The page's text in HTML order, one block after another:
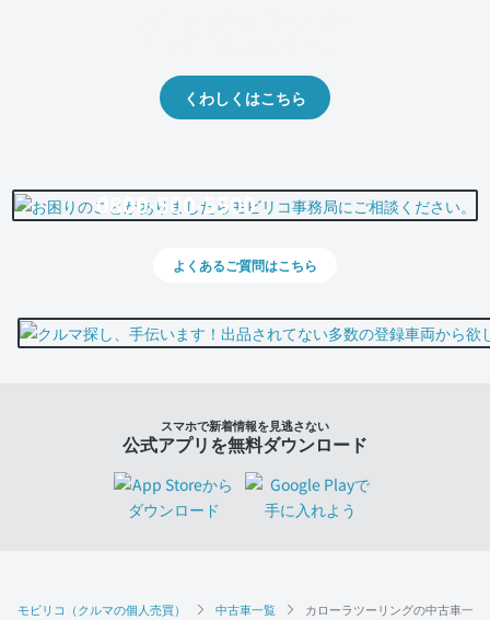
モビリコ（クルマの個人売買） 中古車一覧 カローラツーリングの中古車一覧
くわしくはこちら
0800-500-5500
よくあるご質問はこちら
スマホで新着情報を見逃さない
公式アプリを無料ダウンロード